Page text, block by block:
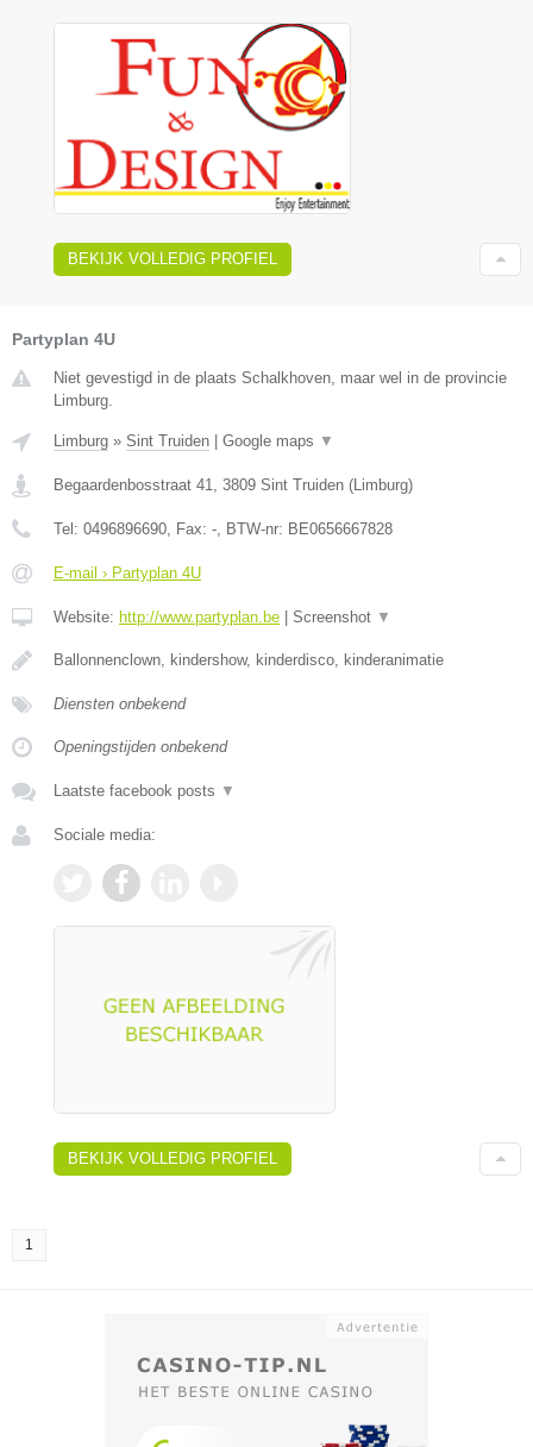
BEKIJK VOLLEDIG PROFIEL
Partyplan 4U
Niet gevestigd in de plaats Schalkhoven, maar wel in de provincie
Limburg.
Limburg » Sint Truiden Google maps ▼
Begaardenbosstraat 41 3809 Sint Truiden ( Limburg)
Tel: 0496896690 , Fax: - , BTW-nr: BE0656667828
E-mail › Partyplan 4U
Website: http://www.partyplan.be Screenshot ▼
Ballonnenclown, kindershow, kinderdisco, kinderanimatie
Diensten onbekend
Openingstijden onbekend
Laatste facebook posts ▼
Sociale media:
BEKIJK VOLLEDIG PROFIEL
1